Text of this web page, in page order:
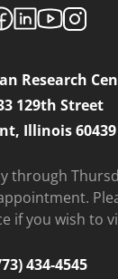
Research
129th Street
Illinois 60439
through
if you wish to
434-4545